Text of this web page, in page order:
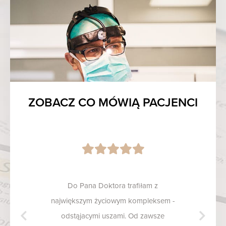
ZOBACZ CO MÓWIĄ PACJENCI
Do Pana Doktora trafiłam z
największym życiowym kompleksem -
odstąjacymi uszami. Od zawsze